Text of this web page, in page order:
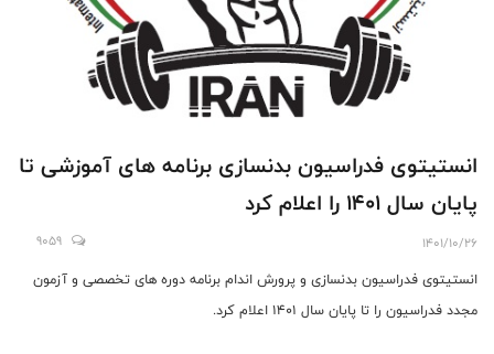
انستیتوی فدراسیون بدنسازی برنامه های آموزشی تا
پایان سال 1401 را اعلام کرد
1401/10/26
9059
انستیتوی فدراسیون بدنسازی و پرورش اندام برنامه دوره های تخصصی و آزمون
مجدد فدراسیون را تا پایان سال 1401 اعلام کرد.